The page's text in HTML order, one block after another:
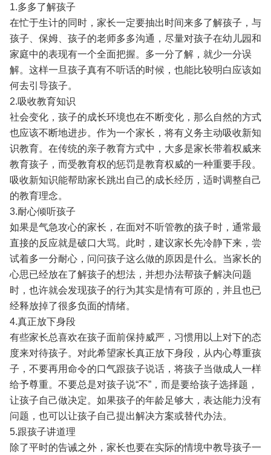
1.多多了解孩子
在忙于生计的同时，家长一定要抽出时间来多了解孩子，与
孩子、保姆、孩子的老师多多沟通，尽量对孩子在幼儿园和
家庭中的表现有一个全面把握。多一分了解，就少一分误
解。这样一旦孩子真有不听话的时候，也能比较明白应该如
何去引导孩子。
2.吸收教育知识
社会变化，孩子的成长环境也在不断变化，那么自然的方式
也应该不断地进步。作为一个家长，将有义务主动吸收新知
识教育。在传统的亲子教育方式中，大多是家长带着权威来
教育孩子，而受教育权的惩罚是教育权威的一种重要手段。
吸收新知识能帮助家长跳出自己的成长经历，适时调整自己
的教育理念。
3.耐心倾听孩子
如果是气急攻心的家长，在面对不听管教的孩子时，通常最
直接的反应就是破口大骂。此时，建议家长先冷静下来，尝
试着多一分耐心，问问孩子这么做的原因是什么。当家长的
心思已经放在了解孩子的想法，并想办法帮孩子解决问题
时，也许就会发现孩子的行为其实是情有可原的，并且也已
经释放掉了很多负面的情绪。
4.真正放下身段
有些家长总喜欢在孩子面前保持威严，习惯用以上对下的态
度来对待孩子。对此希望家长真正放下身段，从内心尊重孩
子，不要再用命令的口气跟孩子说话，将孩子当做成人一样
给予尊重。不要总是对孩子说“不”，而是要给孩子选择题，
让孩子自己做决定。如果孩子的年龄足够大，表达能力没有
问题，也可以让孩子自己提出解决方案或替代办法。
5.跟孩子讲道理
除了平时的告诫之外，家长也要在实际的情境中教导孩子一